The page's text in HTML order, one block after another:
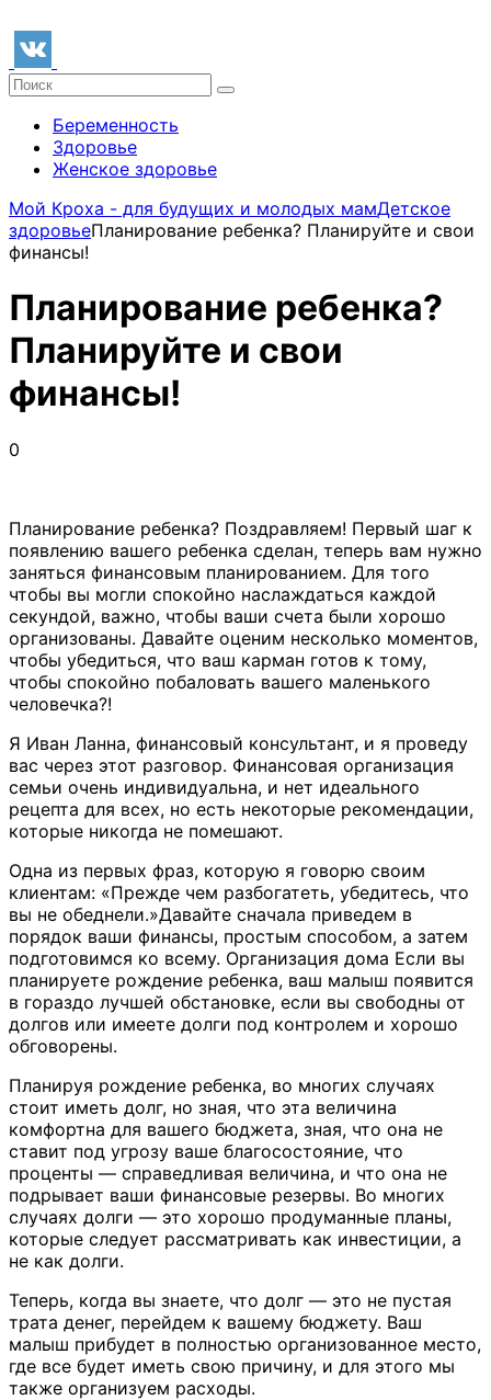
Беременность
Здоровье
Женское здоровье
Мой Кроха - для будущих и молодых мамДетское
здоровьеПланирование ребенка? Планируйте и свои
финансы!
Планирование ребенка?
Планируйте и свои
финансы!
0
Планирование ребенка? Поздравляем! Первый шаг к
появлению вашего ребенка сделан, теперь вам нужно
заняться финансовым планированием. Для того
чтобы вы могли спокойно наслаждаться каждой
секундой, важно, чтобы ваши счета были хорошо
организованы. Давайте оценим несколько моментов,
чтобы убедиться, что ваш карман готов к тому,
чтобы спокойно побаловать вашего маленького
человечка?!
Я Иван Ланна, финансовый консультант, и я проведу
вас через этот разговор. Финансовая организация
семьи очень индивидуальна, и нет идеального
рецепта для всех, но есть некоторые рекомендации,
которые никогда не помешают.
Одна из первых фраз, которую я говорю своим
клиентам: «Прежде чем разбогатеть, убедитесь, что
вы не обеднели.»Давайте сначала приведем в
порядок ваши финансы, простым способом, а затем
подготовимся ко всему. Организация дома Если вы
планируете рождение ребенка, ваш малыш появится
в гораздо лучшей обстановке, если вы свободны от
долгов или имеете долги под контролем и хорошо
обговорены.
Планируя рождение ребенка, во многих случаях
стоит иметь долг, но зная, что эта величина
комфортна для вашего бюджета, зная, что она не
ставит под угрозу ваше благосостояние, что
проценты — справедливая величина, и что она не
подрывает ваши финансовые резервы. Во многих
случаях долги — это хорошо продуманные планы,
которые следует рассматривать как инвестиции, а
не как долги.
Теперь, когда вы знаете, что долг — это не пустая
трата денег, перейдем к вашему бюджету. Ваш
малыш прибудет в полностью организованное место,
где все будет иметь свою причину, и для этого мы
также организуем расходы.